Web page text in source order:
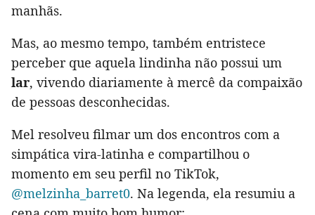
manhãs.
Mas, ao mesmo tempo, também entristece
perceber que aquela lindinha não possui um
lar, vivendo diariamente à mercê da compaixão
de pessoas desconhecidas.
Mel resolveu filmar um dos encontros com a
simpática vira-latinha e compartilhou o
momento em seu perfil no TikTok,
@melzinha_barret0. Na legenda, ela resumiu a